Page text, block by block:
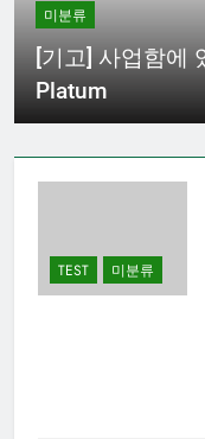
미분류
[기고] 사업함에
Platum
TEST 미분류